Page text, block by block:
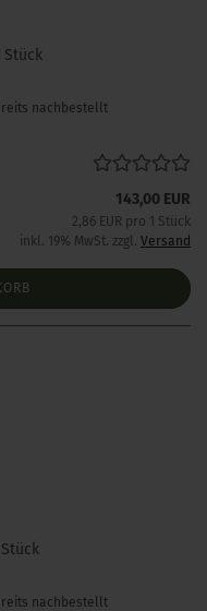
Stück
nachbestellt
143,00 EUR
2,86 EUR pro 1 Stück
inkl. 19% MwSt. zzgl. Versand
nachbestellt